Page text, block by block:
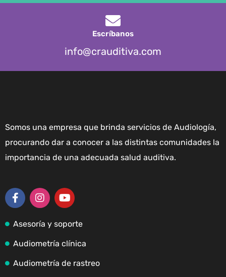
Escríbanos
info@crauditiva.com
Somos una empresa que brinda servicios de Audiología,
procurando dar a conocer a las distintas comunidades la
importancia de una adecuada salud auditiva.
Asesoría y soporte
Audiometría clínica
Audiometría de rastreo